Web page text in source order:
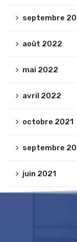
septembre
août 2022
mai 2022
avril 2022
octobre 2021
septembre
juin 2021